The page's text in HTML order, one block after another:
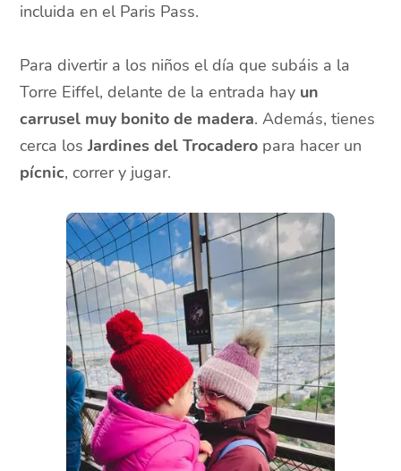
incluida en el Paris Pass.
Para divertir a los niños el día que subáis a la
Torre Eiffel, delante de la entrada hay un
carrusel muy bonito de madera. Además, tienes
cerca losJardines del Trocadero para hacer un
pícnic, correr y jugar.